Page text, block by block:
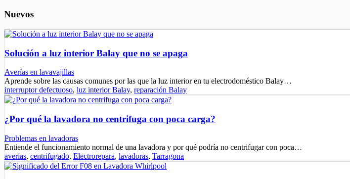
Nuevos
Solución a luz interior Balay que no se apaga
Averías en lavavajillas
Aprende sobre las causas comunes por las que la luz interior en tu electrodoméstico Balay…
interruptor defectuoso, luz interior Balay, reparación Balay
¿Por qué la lavadora no centrifuga con poca carga?
Problemas en lavadoras
Entiende el funcionamiento normal de una lavadora y por qué podría no centrifugar con poca…
averías, centrifugado, Electrorepara, lavadoras, Tarragona